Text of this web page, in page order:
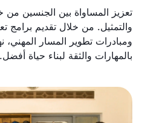
تعزيز المساواة بين الجنسين
والتمثيل. من خلال تقديم برامج
ومبادرات تطوير المسار المهني،
بالمهارات والثقة لبناء حياة أفضل.